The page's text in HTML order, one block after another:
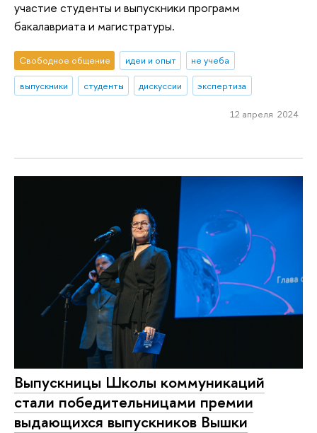
участие студенты и выпускники программ
бакалавриата и магистратуры.
Свободное общение идеи и опыт
не учеба
выпускники
студенты дискуссии экспертиза
12 апреля 2024
Выпускницы Школы коммуникаций
стали победительницами премии
выдающихся выпускников Вышки